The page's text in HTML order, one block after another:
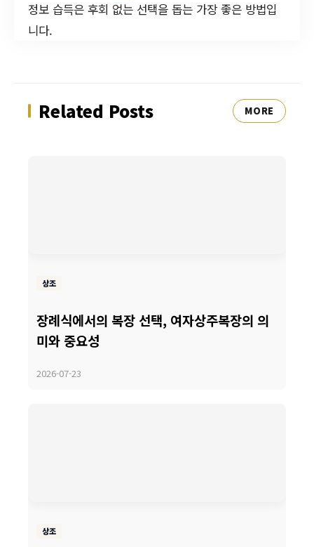
정보 습득은 후회 없는 선택을 돕는 가장 좋은 방법입
니다.
Related Posts MORE
상조
장례식에서의 복장 선택, 여자상주복장의 의
미와 중요성
2026-07-23
상조